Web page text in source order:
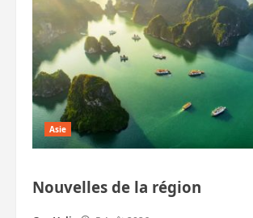
Asie
Nouvelles de la région